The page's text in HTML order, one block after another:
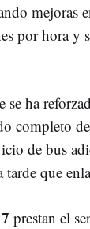
por hora y
se ha
completo
de bus
que
prestan el